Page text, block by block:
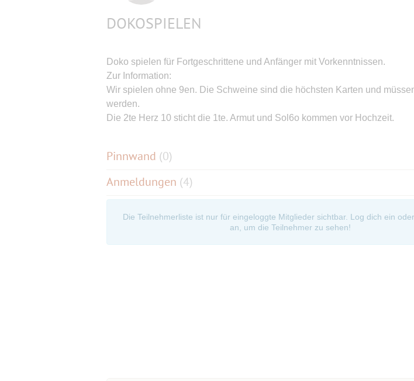
DOKOSPIELEN
Doko spielen für Fortgeschrittene und Anfänger mit Vorkenntnissen.
Zur Information:
Wir spielen ohne 9en. Die Schweine sind die höchsten Karten und
werden.
Die 2te Herz 10 sticht die 1te. Armut und Sol6o kommen vor Hochzeit.
Pinnwand (0)
Anmeldungen (4)
Die Teilnehmerliste ist nur für eingeloggte Mitglieder sichtbar. Log dich ein
an, um die Teilnehmer zu sehen!